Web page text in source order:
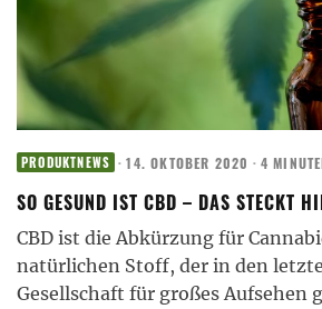
PRODUKTNEWS · 14. OKTOBER 2020 · 4
SO GESUND IST CBD – DAS STECKT
CBD ist die Abkürzung für
natürlichen Stoff, der in den
Gesellschaft für großes Aufsehen